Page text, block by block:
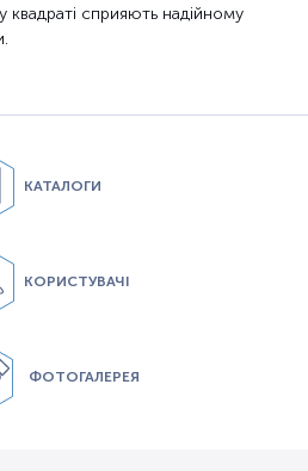
квадраті сприяють надійному
КАТАЛОГИ
КОРИСТУВАЧІ
ФОТОГАЛЕРЕЯ